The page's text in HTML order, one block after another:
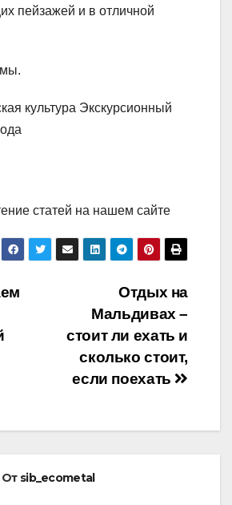
пейзажей и в отличной
культура Экскурсионный
статей на нашем сайте
Отдых на
Мальдивах –
стоит ли ехать и
сколько стоит,
если поехать
От sib_ecometal